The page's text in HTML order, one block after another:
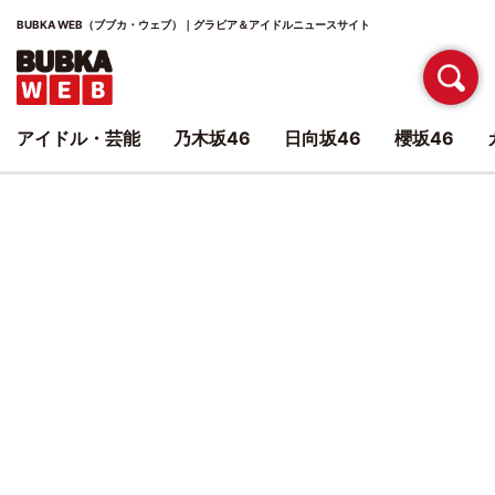
BUBKA WEB（ブブカ・ウェブ）｜グラビア＆アイドルニュースサイト
アイドル・芸能 乃木坂46 日向坂46 櫻坂46